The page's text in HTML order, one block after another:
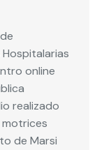
online
realizado
de Marsi